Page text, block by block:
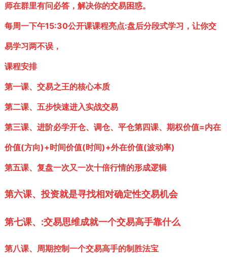
师在群里有问必答，解决你的交易困惑。
每周一下午15:30公开课课程亮点:盘后分段式学习，让你交
易学习两不误，
课程安排
第一课、交易之王的核心本质
第二课、五步快速进入实战交易
第三课、进阶必学开仓、调仓、平仓第四课、期权价值=内在
价值(方向)+时间价值(时间)+外在价值(波动率)
第五课、复盘一次又一次十倍行情的形成逻辑
第六课、投资就是寻找相对确定性交易机会
第七课、:交易思维成就一个交易高手靠什么
第八课、周期控制一个交易高手的制胜法宝